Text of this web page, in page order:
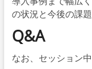
の状況と今後の課
Q&A
なお、セッション